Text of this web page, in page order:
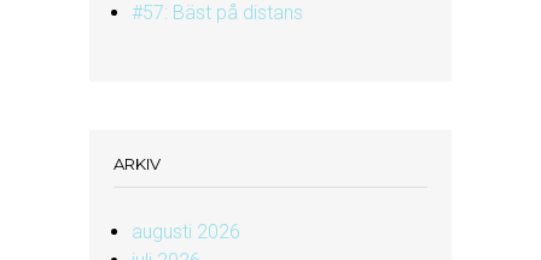
#57: Bäst på distans
ARKIV
augusti 2026